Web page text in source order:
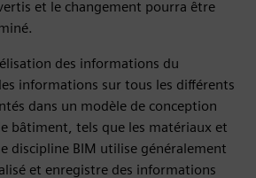
et le changement pourra être
des informations du
informations sur tous les différents
dans un modèle de conception
bâtiment, tels que les matériaux et
discipline BIM utilise généralement
et enregistre des informations